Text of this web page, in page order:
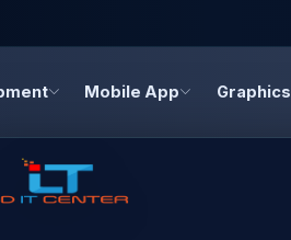
Mobile App Graphics